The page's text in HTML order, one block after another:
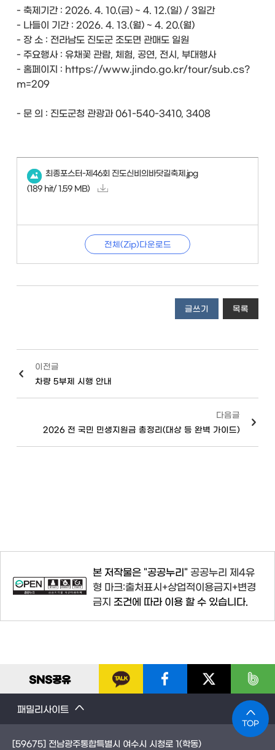
- 축제기간 : 2026. 4. 10.(금) ~ 4. 12.(일) / 3일간
- 나들이 기간 : 2026. 4. 13.(월) ~ 4. 20.(월)
- 장 소 : 전라남도 진도군 조도면 관매도 일원
- 주요행사 : 유채꽃 관람, 체험, 공연, 전시, 부대행사
- 홈페이지 : https://www.jindo.go.kr/tour/sub.cs?
m=209
- 문 의 : 진도군청 관광과 061-540-3410, 3408
최종포스터-제46회 진도신비의바닷길축제.jpg
(189 hit/ 1.59 MB)
전체(Zip)다운로드
글쓰기 목록
이전글
차량 5부제 시행 안내
다음글
2026 전 국민 민생지원금 총정리(대상 등 완벽 가이드)
본 저작물은 "공공누리" 공공누리 제4유
형 마크:출처표시+상업적이용금지+변경
금지 조건에 따라 이용 할 수 있습니다.
SNS공유
패밀리사이트
TOP
[59675] 전남광주통합특별시 여수시 시청로 1(학동)